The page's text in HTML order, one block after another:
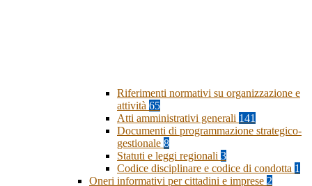
Riferimenti normativi su organizzazione e
attività 65
Atti amministrativi generali 141
Documenti di programmazione strategico-
gestionale 8
Statuti e leggi regionali 3
Codice disciplinare e codice di condotta 1
Oneri informativi per cittadini e imprese 2